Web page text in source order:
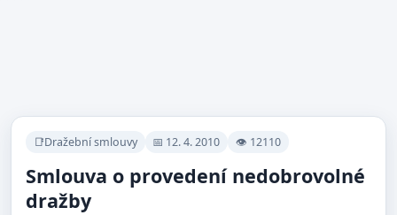
📑Dražební smlouvy 📅 12. 4. 2010 👁 12110
Smlouva o provedení nedobrovolné
dražby